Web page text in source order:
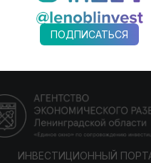
ИНВЕСТИЦИОННЫЙ
ПОДПИСАТЬСЯ